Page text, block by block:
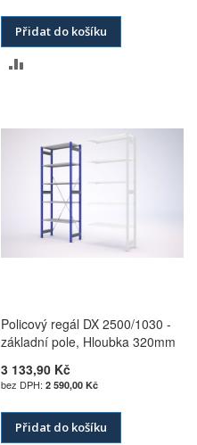
Přidat do košíku
POROVNÁNÍ
Policový regál DX 2500/1030 -
základní pole, Hloubka 320mm
3 133,90 Kč
2 590,00 Kč
Přidat do košíku